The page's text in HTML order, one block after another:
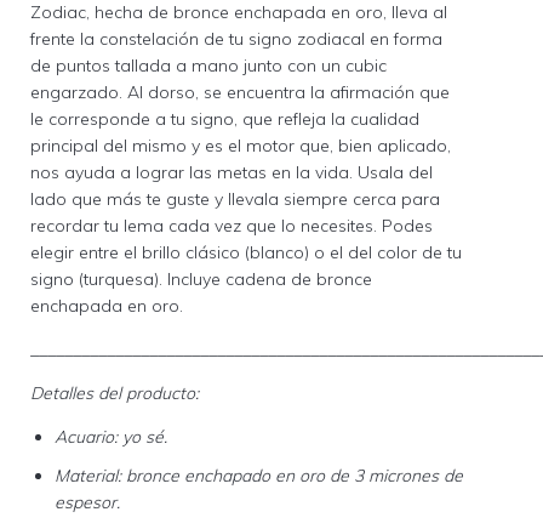
Zodiac, hecha de bronce enchapada en oro, lleva al
frente la constelación de tu signo zodiacal en forma
de puntos tallada a mano junto con un cubic
engarzado. Al dorso, se encuentra la afirmación que
le corresponde a tu signo, que refleja la cualidad
principal del mismo y es el motor que, bien aplicado,
nos ayuda a lograr las metas en la vida. Usala del
lado que más te guste y llevala siempre cerca para
recordar tu lema cada vez que lo necesites. Podes
elegir entre el brillo clásico (blanco) o el del color de tu
signo (turquesa). Incluye cadena de bronce
enchapada en oro.
Detalles del producto:
Acuario: yo sé.
Material: bronce enchapado en oro de 3 micrones de
espesor.